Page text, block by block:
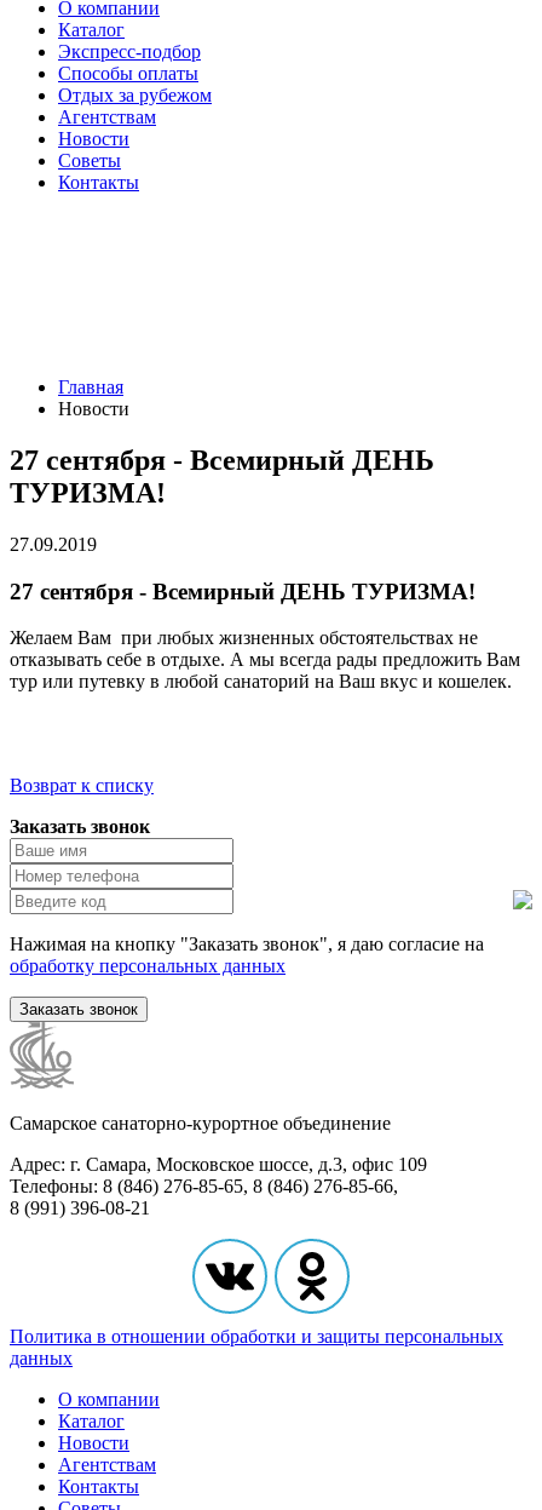
О компании
Каталог
Экспресс-подбор
Способы оплаты
Отдых за рубежом
Агентствам
Новости
Советы
Контакты
Главная
Новости
27 сентября - Всемирный ДЕНЬ
ТУРИЗМА!
27.09.2019
27 сентября - Всемирный ДЕНЬ ТУРИЗМА!
Желаем Вам при любых жизненных обстоятельствах не
отказывать себе в отдыхе. А мы всегда рады предложить Вам
тур или путевку в любой санаторий на Ваш вкус и кошелек.
Возврат к списку
Заказать звонок
Нажимая на кнопку "Заказать звонок", я даю согласие на
обработку персональных данных
Заказать звонок
Самарское санаторно-курортное объединение
Адрес: г. Самара, Московское шоссе, д.3, офис 109
Телефоны: 8 (846) 276-85-65, 8 (846) 276-85-66,
8 (991) 396-08-21
Политика в отношении обработки и защиты персональных
данных
О компании
Каталог
Новости
Агентствам
Контакты